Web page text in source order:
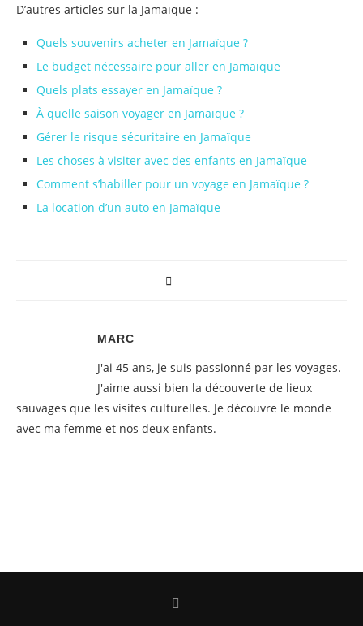
D’autres articles sur la Jamaïque :
Quels souvenirs acheter en Jamaïque ?
Le budget nécessaire pour aller en Jamaïque
Quels plats essayer en Jamaïque ?
À quelle saison voyager en Jamaïque ?
Gérer le risque sécuritaire en Jamaïque
Les choses à visiter avec des enfants en Jamaïque
Comment s’habiller pour un voyage en Jamaïque ?
La location d’un auto en Jamaïque
MARC
J'ai 45 ans, je suis passionné par les voyages.
J'aime aussi bien la découverte de lieux
sauvages que les visites culturelles. Je découvre le monde
avec ma femme et nos deux enfants.